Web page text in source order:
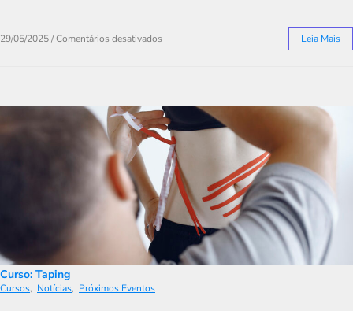
29/05/2025/Comentários desativados Leia Mais
Curso: Taping
Cursos, Notícias, Próximos Eventos